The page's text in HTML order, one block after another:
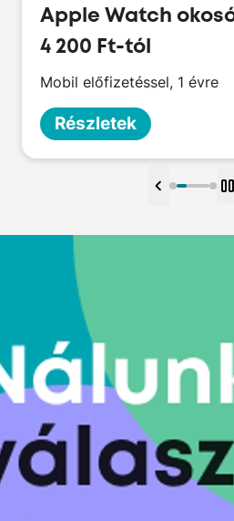
Apple Watch
4 200 Ft-tól
Mobil előfizetéssel, 1 évre
Részletek